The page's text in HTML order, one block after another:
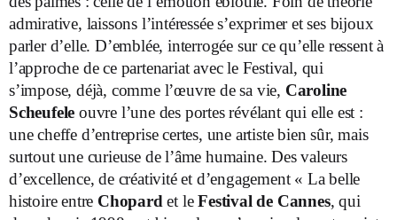
admirative, laissons l’intéressée s’exprimer et ses bijoux
parler d’elle. D’emblée, interrogée sur ce qu’elle ressent à
l’approche de ce partenariat avec le Festival, qui
s’impose, déjà, comme l’œuvre de sa vie, Caroline
Scheufele ouvre l’une des portes révélant qui elle est :
une cheffe d’entreprise certes, une artiste bien sûr, mais
surtout une curieuse de l’âme humaine. Des valeurs
d’excellence, de créativité et d’engagement « La belle
histoire entre Chopardet leFestival de Cannes, qui